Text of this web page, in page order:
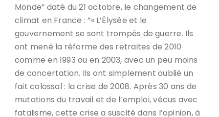
Monde” daté du 21 octobre, le changement de
climat en France : ”« L’Élysée et le
gouvernement se sont trompés de guerre. Ils
ont mené la réforme des retraites de 2010
comme en 1993 ou en 2003, avec un peu moins
de concertation. Ils ont simplement oublié un
fait colossal : la crise de 2008. Après 30 ans de
mutations du travail et de l’emploi, vécus avec
fatalisme, cette crise a suscité dans l’opinion, à